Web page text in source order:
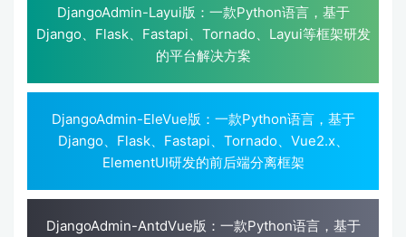
DjangoAdmin-Layui版：一款Python语言，基于
Django、Flask、Fastapi、Tornado、Layui等框架研发
的平台解决方案
DjangoAdmin-EleVue版：一款Python语言，基于
Django、Flask、Fastapi、Tornado、Vue2.x、
ElementUI研发的前后端分离框架
DjangoAdmin-AntdVue版：一款Python语言，基于